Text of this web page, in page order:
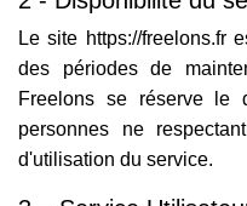
Le site https://freelons.fr
des périodes de
Freelons se réserve le
personnes ne
d'utilisation du service.